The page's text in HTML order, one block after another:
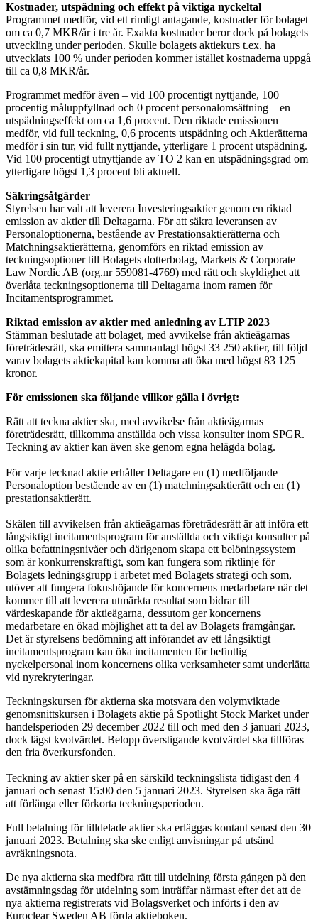
Kostnader, utspädning och effekt på viktiga nyckeltal
Programmet medför, vid ett rimligt antagande, kostnader för bolaget
om ca 0,7 MKR/år i tre år. Exakta kostnader beror dock på bolagets
utveckling under perioden. Skulle bolagets aktiekurs t.ex. ha
utvecklats 100 % under perioden kommer istället kostnaderna uppgå
till ca 0,8 MKR/år.
Programmet medför även – vid 100 procentigt nyttjande, 100
procentig måluppfyllnad och 0 procent personalomsättning – en
utspädningseffekt om ca 1,6 procent. Den riktade emissionen
medför, vid full teckning, 0,6 procents utspädning och Aktierätterna
medför i sin tur, vid fullt nyttjande, ytterligare 1 procent utspädning.
Vid 100 procentigt utnyttjande av TO 2 kan en utspädningsgrad om
ytterligare högst 1,3 procent bli aktuell.
Säkringsåtgärder
Styrelsen har valt att leverera Investeringsaktier genom en riktad
emission av aktier till Deltagarna. För att säkra leveransen av
Personaloptionerna, bestående av Prestationsaktierätterna och
Matchningsaktierätterna, genomförs en riktad emission av
teckningsoptioner till Bolagets dotterbolag, Markets & Corporate
Law Nordic AB (org.nr 559081-4769) med rätt och skyldighet att
överlåta teckningsoptionerna till Deltagarna inom ramen för
Incitamentsprogrammet.
Riktad emission av aktier med anledning av LTIP 2023
Stämman beslutade att bolaget, med avvikelse från aktieägarnas
företrädesrätt, ska emittera sammanlagt högst 33 250 aktier, till följd
varav bolagets aktiekapital kan komma att öka med högst 83 125
kronor.
För emissionen ska följande villkor gälla i övrigt:
Rätt att teckna aktier ska, med avvikelse från aktieägarnas
företrädesrätt, tillkomma anställda och vissa konsulter inom SPGR.
Teckning av aktier kan även ske genom egna helägda bolag.
För varje tecknad aktie erhåller Deltagare en (1) medföljande
Personaloption bestående av en (1) matchningsaktierätt och en (1)
prestationsaktierätt.
Skälen till avvikelsen från aktieägarnas företrädesrätt är att införa ett
långsiktigt incitamentsprogram för anställda och viktiga konsulter på
olika befattningsnivåer och därigenom skapa ett belöningssystem
som är konkurrenskraftigt, som kan fungera som riktlinje för
Bolagets ledningsgrupp i arbetet med Bolagets strategi och som,
utöver att fungera fokushöjande för koncernens medarbetare när det
kommer till att leverera utmärkta resultat som bidrar till
värdeskapande för aktieägarna, dessutom ger koncernens
medarbetare en ökad möjlighet att ta del av Bolagets framgångar.
Det är styrelsens bedömning att införandet av ett långsiktigt
incitamentsprogram kan öka incitamenten för befintlig
nyckelpersonal inom koncernens olika verksamheter samt underlätta
vid nyrekryteringar.
Teckningskursen för aktierna ska motsvara den volymviktade
genomsnittskursen i Bolagets aktie på Spotlight Stock Market under
handelsperioden 29 december 2022 till och med den 3 januari 2023,
dock lägst kvotvärdet. Belopp överstigande kvotvärdet ska tillföras
den fria överkursfonden.
Teckning av aktier sker på en särskild teckningslista tidigast den 4
januari och senast 15:00 den 5 januari 2023. Styrelsen ska äga rätt
att förlänga eller förkorta teckningsperioden.
Full betalning för tilldelade aktier ska erläggas kontant senast den 30
januari 2023. Betalning ska ske enligt anvisningar på utsänd
avräkningsnota.
De nya aktierna ska medföra rätt till utdelning första gången på den
avstämningsdag för utdelning som inträffar närmast efter det att de
nya aktierna registrerats vid Bolagsverket och införts i den av
Euroclear Sweden AB förda aktieboken.